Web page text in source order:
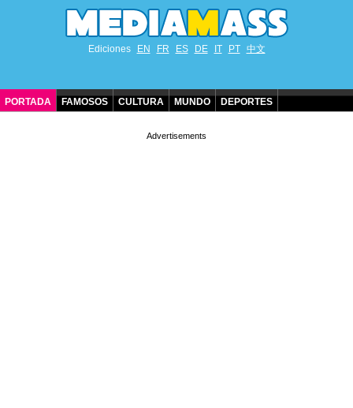
Ediciones EN FR ES DE IT PT 中文
PORTADA FAMOSOS CULTURA MUNDO DEPORTES